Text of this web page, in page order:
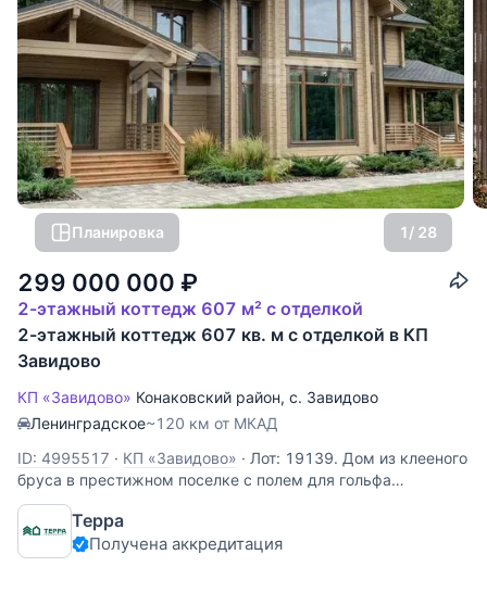
Планировка 1/ 28
299 000 000 ₽
2-этажный коттедж 607 м² с отделкой
2-этажный коттедж 607 кв. м с отделкой в КП
Завидово
КП «Завидово» Конаковский район, с. Завидово
Ленинградское~120 км от МКАД
ID: 4995517 · КП «Завидово» · Лот: 19139. Дом из клееного
бруса в престижном поселке с полем для гольфа
международного уровня - Завидово Кантри Клаб.Дом из
клееного бруса 500 м2, гараж 107 м2 (газифицированная
котельная, квартира для помощников). Участок на первой
Терра
Получена аккредитация